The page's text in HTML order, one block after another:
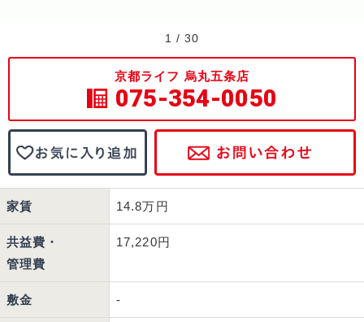
1 /30
京都ライフ 烏丸五条店
075-354-0050
家賃 14.8万円
共益費・
管理費
17,220円
敷金 -